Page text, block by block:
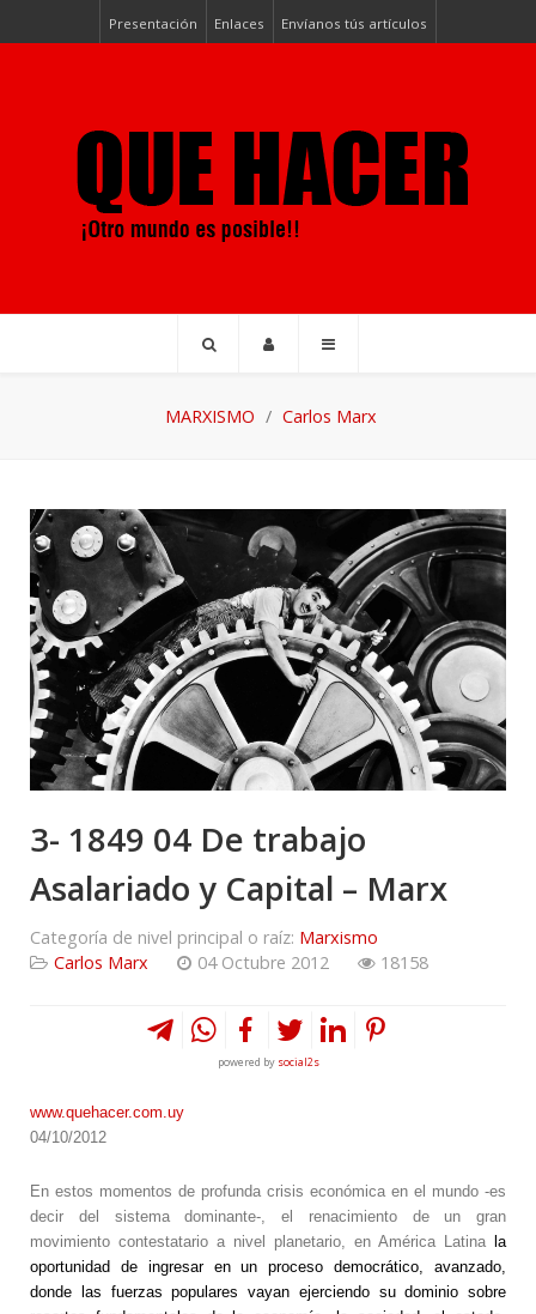
Presentación Enlaces Envíanos tús artículos
MARXISMO Carlos Marx
3- 1849 04 De trabajo
Asalariado y Capital – Marx
Categoría de nivel principal o raíz: Marxismo
Carlos Marx
04 Octubre 2012 18158
powered by social2s
www.quehacer.com.uy
04/10/2012
En estos momentos de profunda crisis económica en el mundo -es
decir del sistema dominante-, e l renacimiento de un gran
movimiento contestatario a nivel planetario, en América Latina
la
oportunidad de ingresar en un proceso democrático, avanzado,
donde las fuerzas populares vayan ejerciendo su dominio sobre